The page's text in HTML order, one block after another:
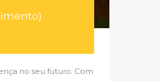
no seu futuro. Com